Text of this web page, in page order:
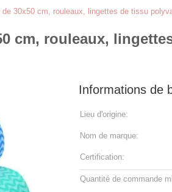
30x50 cm, rouleaux, lingettes de tissu
cm, rouleaux,
Informations de
Lieu d'origine:
Nom de marque:
Certification:
Quantité de commande